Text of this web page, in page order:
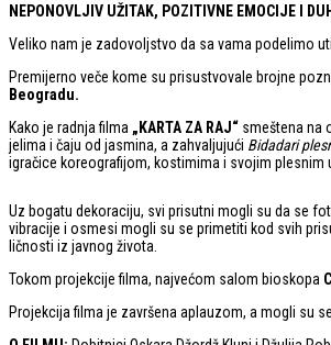
NEPONOVLJIV UŽITAK, POZITIVNE EMOCIJE I
Veliko nam je zadovoljstvo da sa vama podelimo
Premijerno veče kome su prisustvovale brojne
Beogradu.
Kako je radnja filma „KARTA ZA RAJ“ smeštena na
jelima i čaju od jasmina, a zahvaljujući Bidadari
igračice koreografijom, kostimima i svojim plesnim
Uz bogatu dekoraciju, svi prisutni mogli su da se
vibracije i osmesi mogli su se primetiti kod svih
ličnosti iz javnog života.
Tokom projekcije filma, najvećom salom bioskopa
Projekcija filma je završena aplauzom, a mogli su